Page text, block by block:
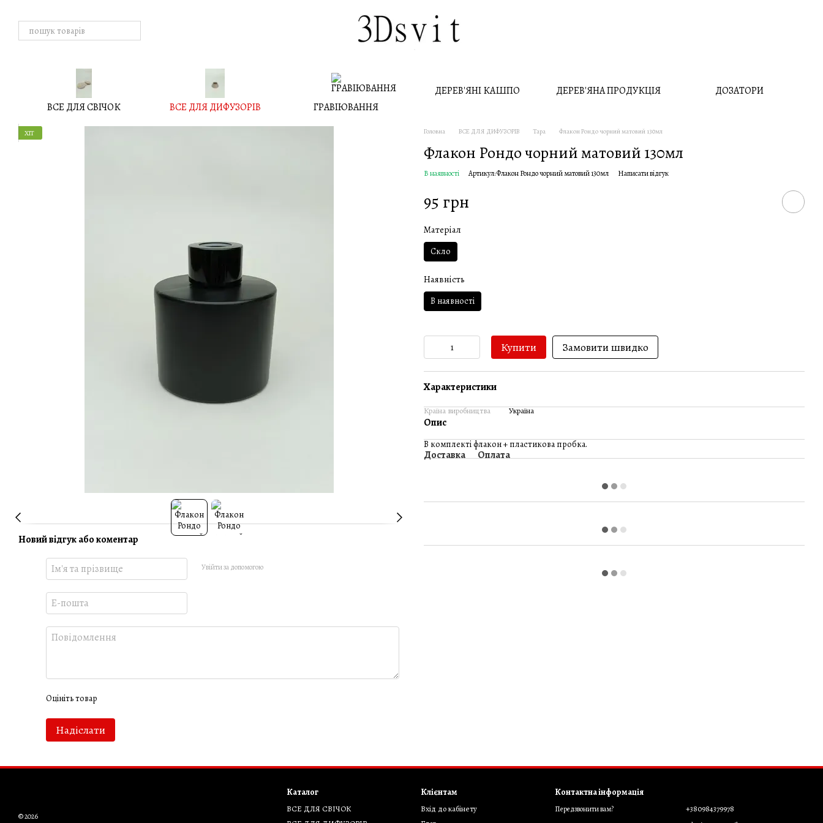
ВСЕ ДЛЯ СВІЧОК ВСЕ ДЛЯ ДИФУЗОРІВ ГРАВІЮВАННЯ
ДЕРЕВ'ЯНІ КАШПО ДЕРЕВ'ЯНА ПРОДУКЦІЯ ДОЗАТОРИ
ХІТ
Новий відгук або коментар
Увійти за допомогою
Оцініть товар
Надіслати
Головна ВСЕ ДЛЯ ДИФУЗОРІВ Тара Флакон Рондо чорний матовий 130мл
Флакон Рондо чорний матовий 130мл
В наявності Артикул: Флакон Рондо чорний матовий 130мл Написати відгук
95 грн
Матеріал
Скло
Наявність
В наявності
Купити Замовити швидко
Характеристики
Країна виробництва Україна
Опис
В комплекті флакон + пластикова пробка.
Доставка Оплата
© 2026
Каталог
ВСЕ ДЛЯ СВІЧОК
Клієнтам
Вхід до кабінету
Контактна інформація
Передзвонити вам?
+380984379978